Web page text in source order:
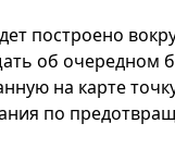
построено
об очередном
на карте
по